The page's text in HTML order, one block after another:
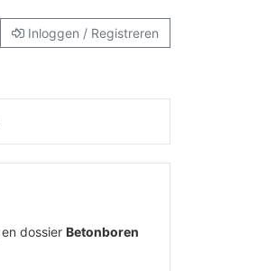
Inloggen / Registreren
en dossier Betonboren